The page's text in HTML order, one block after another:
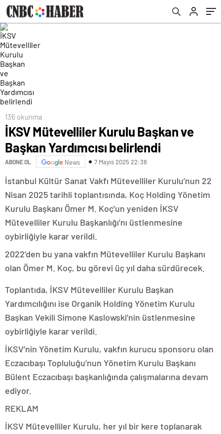
136 okunma
İKSV Mütevelliler Kurulu Başkan ve
Başkan Yardımcısı belirlendi
ABONE OL News 7 Mayıs 2025 22:38
İstanbul Kültür Sanat Vakfı Mütevelliler Kurulu’nun 22
Nisan 2025 tarihli toplantısında, Koç Holding Yönetim
Kurulu Başkanı Ömer M. Koç’un yeniden İKSV
Mütevelliler Kurulu Başkanlığı’nı üstlenmesine
oybirliğiyle karar verildi.
2022’den bu yana vakfın Mütevelliler Kurulu Başkanı
olan Ömer M. Koç, bu görevi üç yıl daha sürdürecek.
Toplantıda, İKSV Mütevelliler Kurulu Başkan
Yardımcılığını ise Organik Holding Yönetim Kurulu
Başkan Vekili Simone Kaslowski’nin üstlenmesine
oybirliğiyle karar verildi.
İKSV’nin Yönetim Kurulu, vakfın kurucu sponsoru olan
Eczacıbaşı Topluluğu’nun Yönetim Kurulu Başkanı
Bülent Eczacıbaşı başkanlığında çalışmalarına devam
ediyor.
REKLAM
İKSV Mütevelliler Kurulu, her yıl bir kere toplanarak